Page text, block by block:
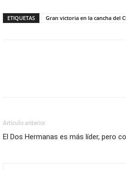
ETIQUETAS Gran victoria en la cancha del
Artículo anterior
El Dos Hermanas es más líder, pero